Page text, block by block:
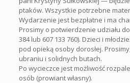
ptaków. Wszystkie potrzebne
Wydarzenie jest bezpłatne i ma
Prosimy o potwierdzenie udziału
384 lub 607 133 760). Dzieci i
pod opieką osoby dorosłej.
ubraniu i solidnych butach.
Po wycieczce jest możliwość
osób (prowiant własny).